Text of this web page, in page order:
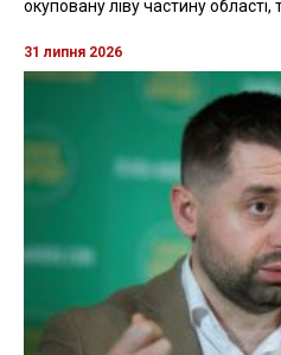
окуповану ліву частину області,
31 липня 2026